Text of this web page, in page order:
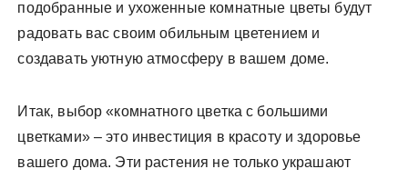
подобранные и ухоженные комнатные цветы будут
радовать вас своим обильным цветением и
создавать уютную атмосферу в вашем доме.
Итак‚ выбор «комнатного цветка с большими
цветками» – это инвестиция в красоту и здоровье
вашего дома. Эти растения не только украшают